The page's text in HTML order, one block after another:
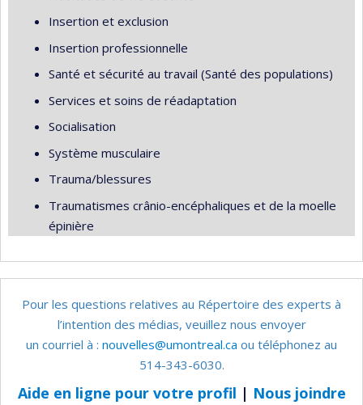
Insertion et exclusion
Insertion professionnelle
Santé et sécurité au travail (Santé des populations)
Services et soins de réadaptation
Socialisation
Système musculaire
Trauma/blessures
Traumatismes crânio-encéphaliques et de la moelle
épinière
Pour les questions relatives au Répertoire des experts à
l’intention des médias, veuillez nous envoyer
un courriel à : nouvelles@umontreal.ca ou téléphonez au
514-343-6030.
Aide en ligne pour votre profil | Nous joindre